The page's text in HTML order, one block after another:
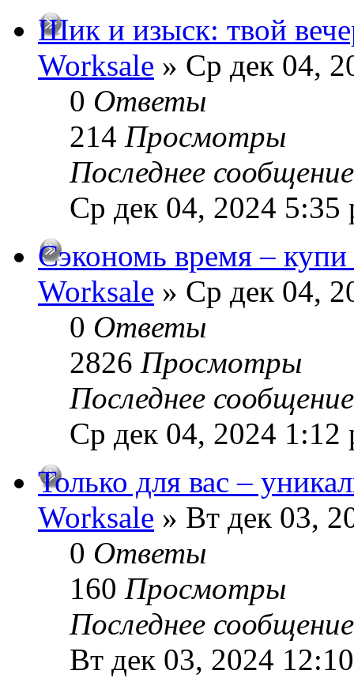
Шик и изыск: твой
Worksale » Ср дек 04,
0 Ответы
214 Просмотры
Последнее
Ср дек 04, 2024 5:35
Сэкономь время –
Worksale » Ср дек 04,
0 Ответы
2826 Просмотры
Последнее
Ср дек 04, 2024 1:12
Только для вас –
Worksale » Вт дек 03,
0 Ответы
160 Просмотры
Последнее
Вт дек 03, 2024